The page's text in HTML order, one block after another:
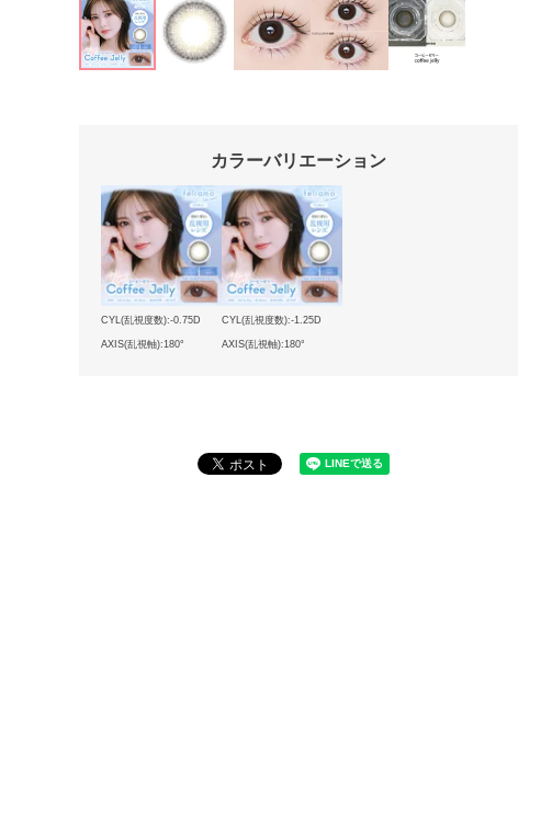
カラーバリエーション
CYL(乱視度数):-0.75D
AXIS(乱視軸):180°
CYL(乱視度数):-1.25D
AXIS(乱視軸):180°